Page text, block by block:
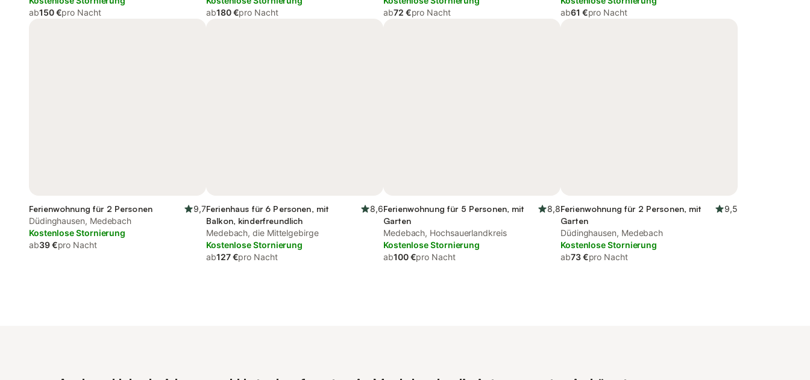
ab150 €pro Nacht
ab180 €pro Nacht
ab72 €pro Nacht
ab61 €pro Nacht
Ferienwohnung für 2 Personen
9,7
Düdinghausen, Medebach
Kostenlose Stornierung
ab39 €pro Nacht
Ferienhaus für 6 Personen, mit
Balkon, kinderfreundlich
8,6
Medebach, die Mittelgebirge
Kostenlose Stornierung
ab127 €pro Nacht
Ferienwohnung für 5 Personen, mit
Garten
8,8
Medebach, Hochsauerlandkreis
Kostenlose Stornierung
ab100 €pro Nacht
Ferienwohnung für 2 Personen, mit
Garten
9,5
Düdinghausen, Medebach
Kostenlose Stornierung
ab73 €pro Nacht